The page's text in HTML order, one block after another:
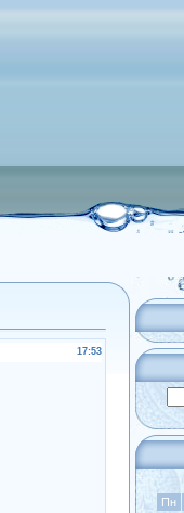
17:53
Пн